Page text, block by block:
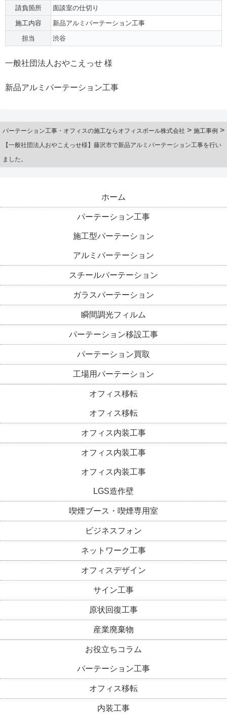
請負箇所
面談室の仕切り
施工内容
新品アルミパーテーション工事
担当
渋谷
一般社団法人おやこえっせ 様
新品アルミパーテーション工事
パーテーション工事・オフィスの施工ならオフィスボール株式会社 > 施工事例 >
【一般社団法人おやこえっせ様】藤沢市で新品アルミパーテーション工事を行い
ました。
ホーム
パーテーション工事
施工型パーテーション
アルミパーテーション
スチールパーテーション
ガラスパーテーション
瞬間調光フィルム
パーテーション移設工事
パーテーション買取
工場用パーテーション
オフィス移転
オフィス移転
オフィス内装工事
オフィス内装工事
オフィス内装工事
LGS造作壁
喫煙ブース・喫煙専用室
ビジネスフォン
ネットワーク工事
オフィスデザイン
サイン工事
原状回復工事
産業廃棄物
お役立ちコラム
パーテーション工事
オフィス移転
内装工事